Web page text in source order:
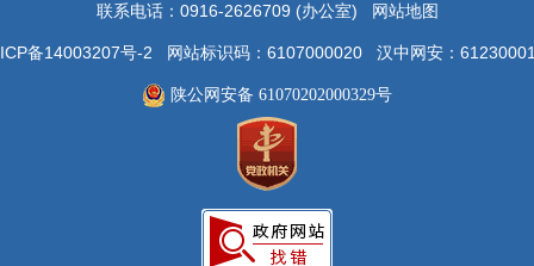
联系电话：0916-2626709 (办公室) 网站地图
备14003207号-2 网站标识码：6107000020 汉中网安：
陕公网安备 61070202000329号